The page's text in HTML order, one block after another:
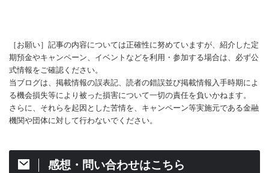
［お願い］記事の内容については正確性に努めていますが、紹介した定
期預金やキャンペーン、イベントなどを利用・参加する場合は、必ず公
式情報をご確認ください。
当ブログは、掲載情報の誤表記、読者の錯誤並び掲載情報入手時期によ
る機会損失等により被った損害について一切の責任を負いかねます。
さらに、それらを起因とした苦情を、キャンペーン等実施元である金融
機関や団体に対して行わないでください。
感想・問い合わせはこちら